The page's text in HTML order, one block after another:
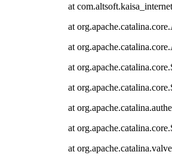
at
at
at
at
at
at
at
at